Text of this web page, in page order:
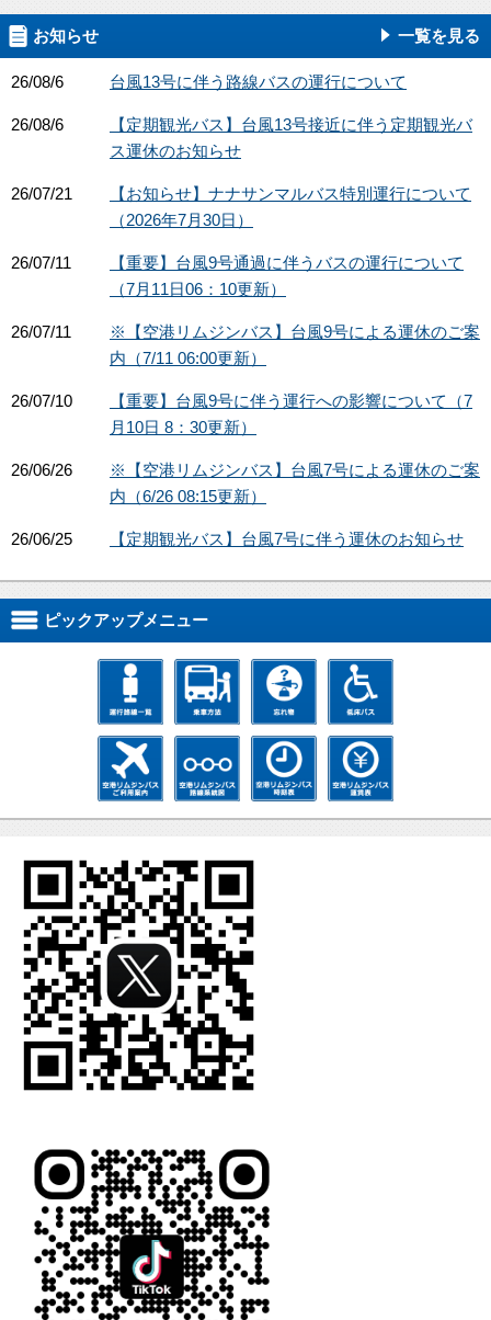
お知らせ 一覧を見る
26/08/6 台風13号に伴う路線バスの運行について
26/08/6
【定期観光バス】台風13号接近に伴う定期観光バ
ス運休のお知らせ
26/07/21
【お知らせ】ナナサンマルバス特別運行について
（2026年7月30日）
26/07/11
【重要】台風9号通過に伴うバスの運行について
（7月11日06：10更新）
26/07/11
※【空港リムジンバス】台風9号による運休のご案
内（7/11 06:00更新）
26/07/10
【重要】台風9号に伴う運行への影響について（7
月10日 8：30更新）
26/06/26
※【空港リムジンバス】台風7号による運休のご案
内（6/26 08:15更新）
26/06/25 【定期観光バス】台風7号に伴う運休のお知らせ
ピックアップメニュー
運行路線
一覧
一般乗合
バス（路
線バス）
の乗車方
忘れ物の
取扱
低床バス
ご利用案
内
リムジン
バスご利
用案内
リムジン
路線系統
図
リムジン
時刻表
リムジン
運賃